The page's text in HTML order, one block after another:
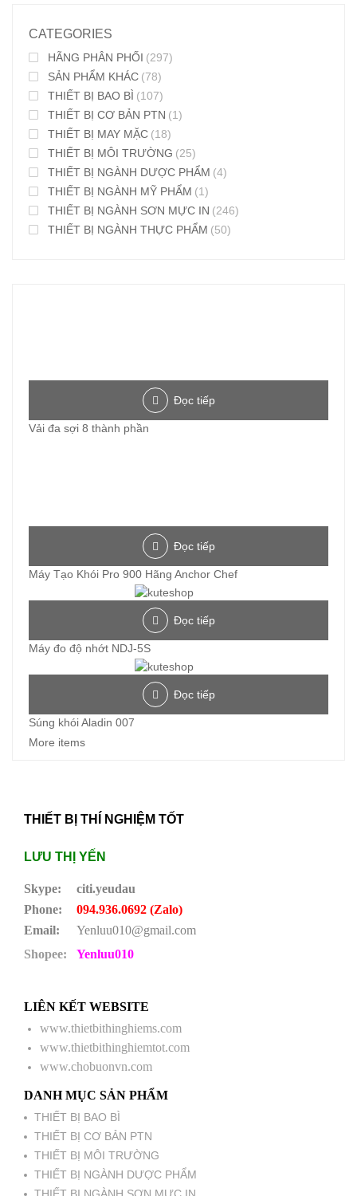
CATEGORIES
HÃNG PHÂN PHỐI (297)
SẢN PHẨM KHÁC (78)
THIẾT BỊ BAO BÌ (107)
THIẾT BỊ CƠ BẢN PTN (1)
THIẾT BỊ MAY MẶC (18)
THIẾT BỊ MÔI TRƯỜNG (25)
THIẾT BỊ NGÀNH DƯỢC PHẨM (4)
THIẾT BỊ NGÀNH MỸ PHẨM (1)
THIẾT BỊ NGÀNH SƠN MỰC IN (246)
THIẾT BỊ NGÀNH THỰC PHẨM (50)
Đọc tiếp
Vải đa sợi 8 thành phần
Đọc tiếp
Máy Tạo Khói Pro 900 Hãng Anchor Chef
Đọc tiếp
Máy đo độ nhớt NDJ-5S
Đọc tiếp
Súng khói Aladin 007
More items
THIẾT BỊ THÍ NGHIỆM TỐT
LƯU THỊ YẾN
Skype:
citi.yeudau
Phone:
094.936.0692 (Zalo)
Email:
Yenluu010@gmail.com
Shopee:
Yenluu010
LIÊN KẾT WEBSITE
www.thietbithinghiems.com
www.thietbithinghiemtot.com
www.chobuonvn.com
DANH MỤC SẢN PHẨM
THIẾT BỊ BAO BÌ
THIẾT BỊ CƠ BẢN PTN
THIẾT BỊ MÔI TRƯỜNG
THIẾT BỊ NGÀNH DƯỢC PHẨM